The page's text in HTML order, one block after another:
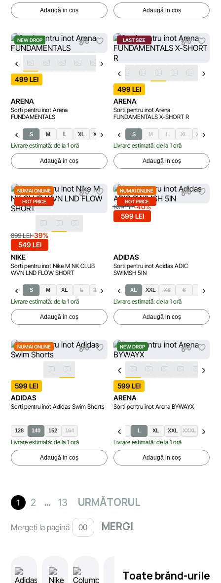
Adaugă in coș Adaugă in coș
NEW DROP
499 LEI
ARENA
Sorti pentru inot Arena
FUNDAMENTALS
S M L XL XXL
Livrare estimată: de la 1 oră
Adaugă in coș
LAST SIZE
499 LEI
ARENA
Sorti pentru inot Arena
FUNDAMENTALS X-SHORT R
S M L XL XXL
Livrare estimată: de la 1 oră
Adaugă in coș
NUMAI ONLINE
HOT PRICE
899 LEI-39%
549 LEI
NIKE
Sorti pentru inot Nike M NK CLUB
WVN LND FLOW SHORT
S M XL L 2XL
Livrare estimată: de la 1 oră
Adaugă in coș
NUMAI ONLINE
HOT PRICE
999 LEI-40%
599 LEI
ADIDAS
Sorti pentru inot Adidas ADIC
SWIMSH 5IN
XL XXL XS S M
Livrare estimată: de la 1 oră
Adaugă in coș
NUMAI ONLINE
599 LEI
ADIDAS
Sorti pentru inot Adidas Swim Shorts
128 140 152 164
Livrare estimată: de la 1 oră
Adaugă in coș
NEW DROP
599 LEI
ARENA
Sorti pentru inot Arena BYWAYX
M L XL XXL XXXL
Livrare estimată: de la 1 oră
Adaugă in coș
1 2 ... 13 URMĂTORUL
Mergeți la pagină
Toate brănd-urile